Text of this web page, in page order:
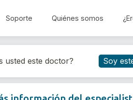
Soporte Quiénes somos
usted este doctor? Soy